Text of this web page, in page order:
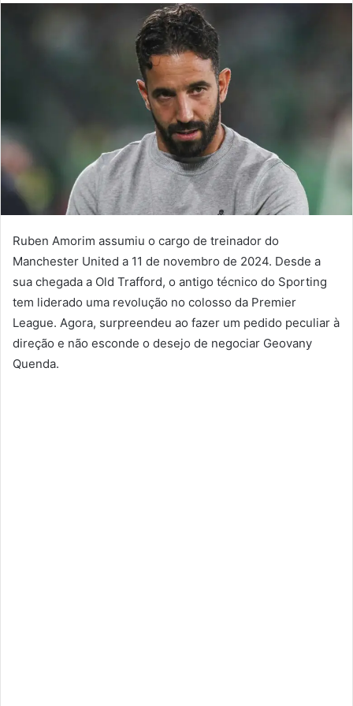
Ruben Amorim assumiu o cargo de treinador do
Manchester United a 11 de novembro de 2024. Desde a
sua chegada a Old Trafford, o antigo técnico do Sporting
tem liderado uma revolução no colosso da Premier
League. Agora, surpreendeu ao fazer um pedido peculiar à
direção e não esconde o desejo de negociar Geovany
Quenda.